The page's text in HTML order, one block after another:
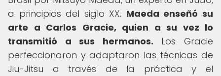
a principios del siglo XX. Maeda enseñó su
arte a Carlos Gracie, quien a su vez lo
transmitió a sus hermanos. Los Gracie
perfeccionaron y adaptaron las técnicas de
Jiu-Jitsu a través de la práctica y el